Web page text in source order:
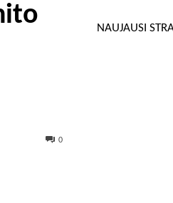
0
NAUJAUSI